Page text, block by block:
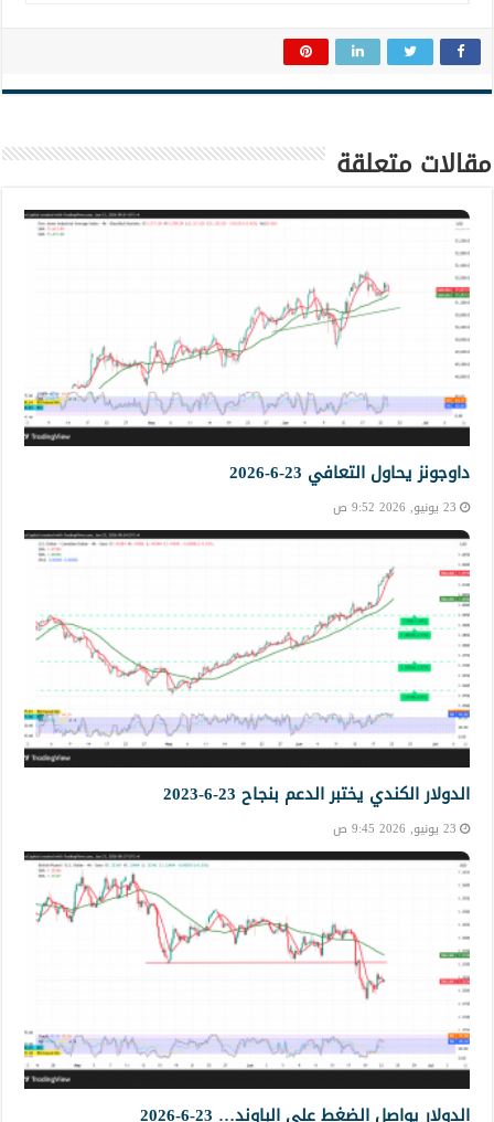
مقالات متعلقة
داوجونز يحاول التعافي 23-6-2026
23 يونيو, 2026 9:52 ص
الدولار الكندي يختبر الدعم بنجاح 23-6-2023
23 يونيو, 2026 9:45 ص
الدولار يواصل الضغط على الباوند… 23-6-2026